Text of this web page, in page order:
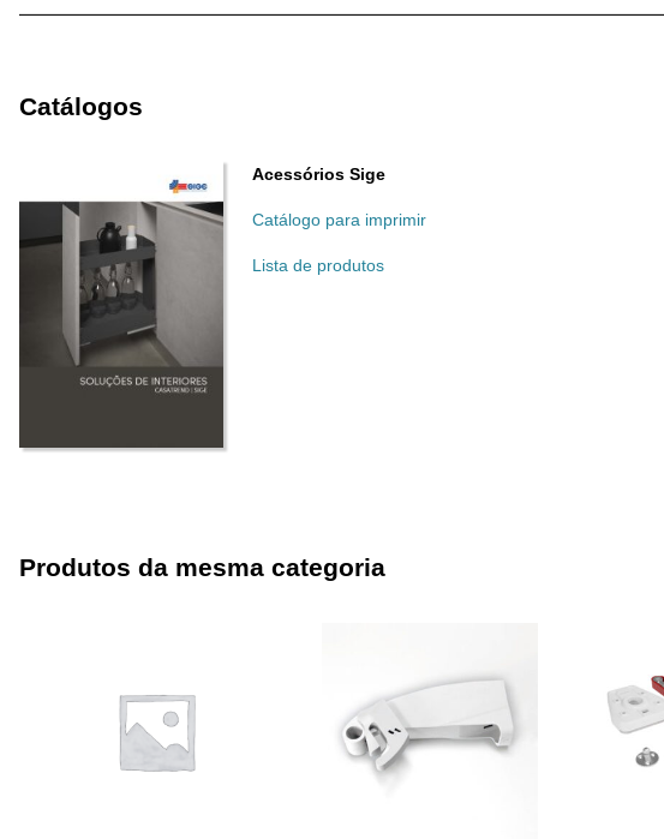
Catálogos
Acessórios Sige
Catálogo para imprimir
Lista de produtos
Produtos da mesma categoria